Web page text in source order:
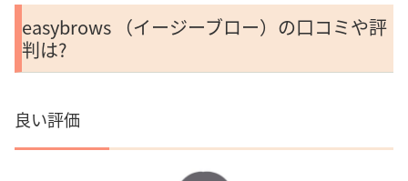
easybrows （イージーブロー）の口コミや評
判は?
良い評価